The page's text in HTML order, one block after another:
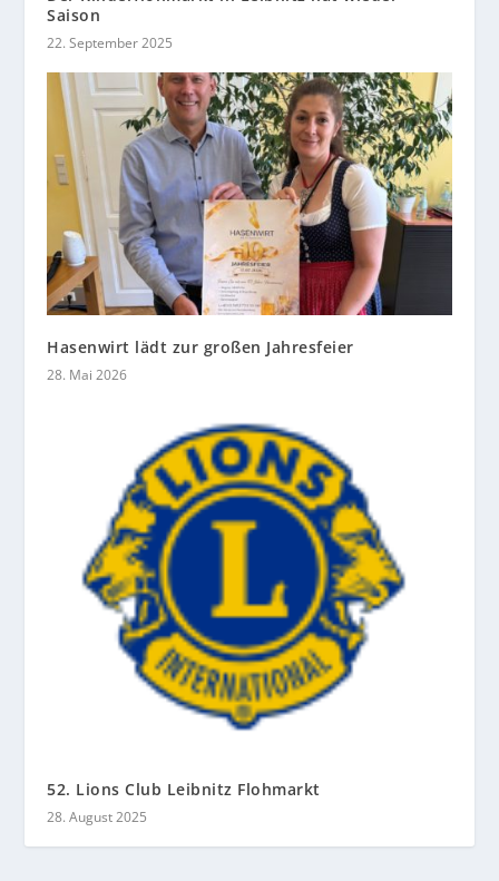
Saison
22. September 2025
Hasenwirt lädt zur großen Jahresfeier
28. Mai 2026
52. Lions Club Leibnitz Flohmarkt
28. August 2025